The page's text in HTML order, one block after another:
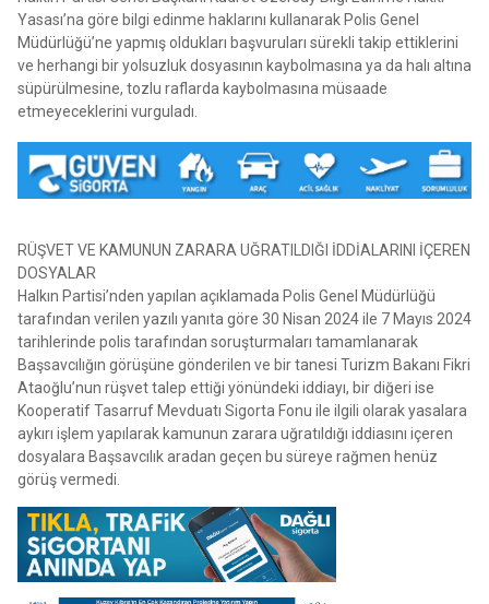
Yasası’na göre bilgi edinme haklarını kullanarak Polis Genel
Müdürlüğü’ne yapmış oldukları başvuruları sürekli takip ettiklerini
ve herhangi bir yolsuzluk dosyasının kaybolmasına ya da halı altına
süpürülmesine, tozlu raflarda kaybolmasına müsaade
etmeyeceklerini vurguladı.
RÜŞVET VE KAMUNUN ZARARA UĞRATILDIĞI İDDİALARINI İÇEREN
DOSYALAR
Halkın Partisi’nden yapılan açıklamada Polis Genel Müdürlüğü
tarafından verilen yazılı yanıta göre 30 Nisan 2024 ile 7 Mayıs 2024
tarihlerinde polis tarafından soruşturmaları tamamlanarak
Başsavcılığın görüşüne gönderilen ve bir tanesi Turizm Bakanı Fikri
Ataoğlu’nun rüşvet talep ettiği yönündeki iddiayı, bir diğeri ise
Kooperatif Tasarruf Mevduatı Sigorta Fonu ile ilgili olarak yasalara
aykırı işlem yapılarak kamunun zarara uğratıldığı iddiasını içeren
dosyalara Başsavcılık aradan geçen bu süreye rağmen henüz
görüş vermedi.